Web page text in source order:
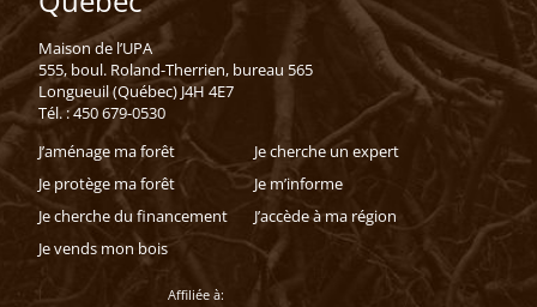
Maison de l’UPA
555, boul. Roland-Therrien, bureau 565
Longueuil (Québec) J4H 4E7
Tél. : 450 679-0530
J’aménage ma forêt
Je protège ma forêt
Je cherche du financement
Je vends mon bois
Je cherche un expert
Je m’informe
J’accède à ma région
Affiliée à: